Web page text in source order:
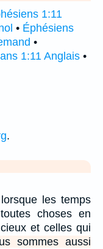
1:11
• Éphésiens
•
1:11 Anglais •
.
les temps
choses en
et celles qui
sommes aussi